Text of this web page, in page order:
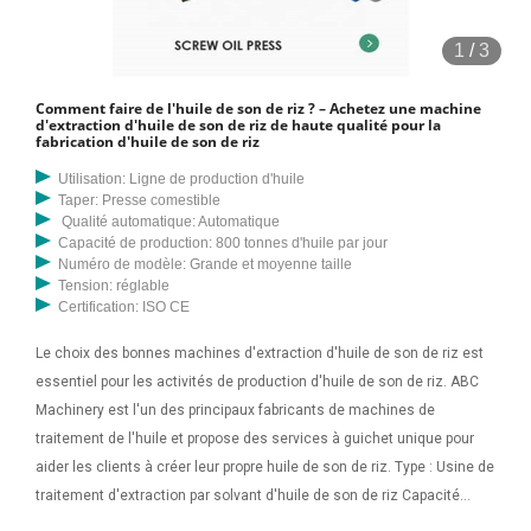
1 /3
Comment faire de l'huile de son de riz ? – Achetez une machine
d'extraction d'huile de son de riz de haute qualité pour la
fabrication d'huile de son de riz
Utilisation: Ligne de production d'huile
Taper: Presse comestible
Qualité automatique: Automatique
Capacité de production: 800 tonnes d'huile par jour
Numéro de modèle: Grande et moyenne taille
Tension: réglable
Certification: ISO CE
Le choix des bonnes machines d'extraction d'huile de son de riz est
essentiel pour les activités de production d'huile de son de riz. ABC
Machinery est l'un des principaux fabricants de machines de
traitement de l'huile et propose des services à guichet unique pour
aider les clients à créer leur propre huile de son de riz. Type : Usine de
traitement d'extraction par solvant d'huile de son de riz Capacité